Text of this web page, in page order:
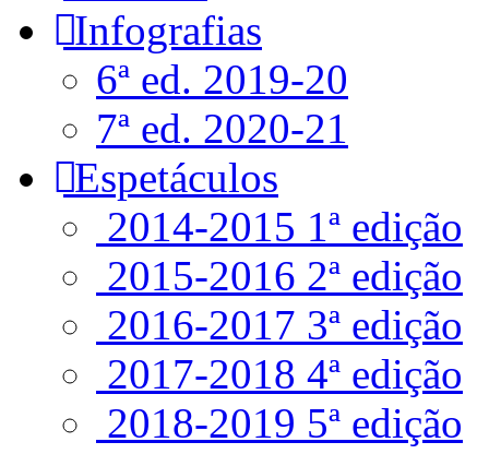
Infografias
6ª ed. 2019-20
7ª ed. 2020-21
Espetáculos
2014-2015 1ª edição
2015-2016 2ª edição
2016-2017 3ª edição
2017-2018 4ª edição
2018-2019 5ª edição